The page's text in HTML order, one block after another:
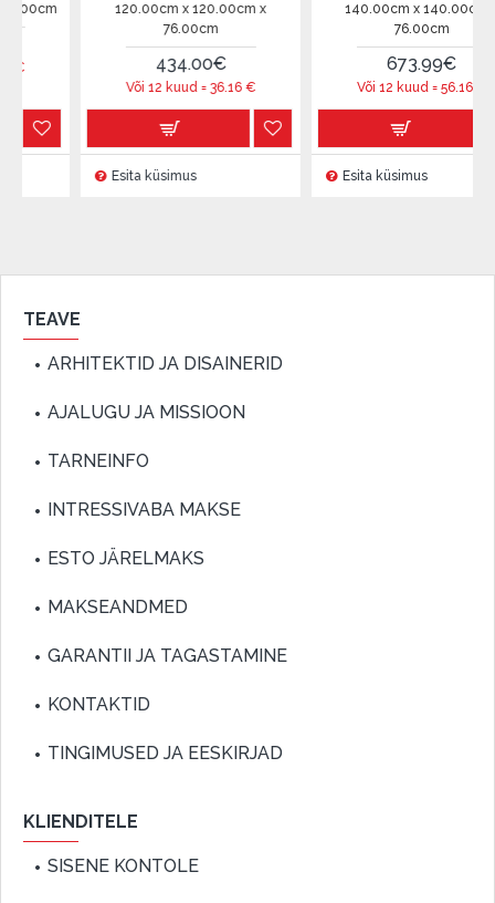
120.00cm x 120.00cm x
76.00cm
434.00€
Või 12 kuud =36.16€
Esita küsimus
140.00cm x 140.00cm x
76.00cm
673.99€
Või 12 kuud =56.16€
Esita küsimus
TEAVE
ARHITEKTID JA DISAINERID
AJALUGU JA MISSIOON
TARNEINFO
INTRESSIVABA MAKSE
ESTO JÄRELMAKS
MAKSEANDMED
GARANTII JA TAGASTAMINE
KONTAKTID
TINGIMUSED JA EESKIRJAD
KLIENDITELE
SISENE KONTOLE